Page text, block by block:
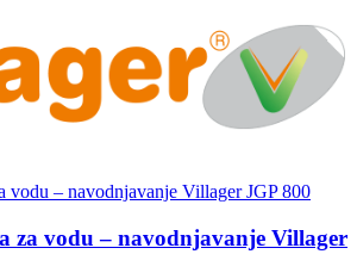
za vodu – navodnjavanje Villager